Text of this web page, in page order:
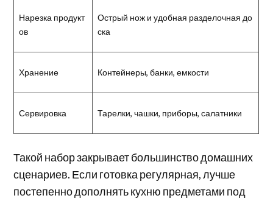
Нарезка продукт
ов
Острый нож и удобная разделочная до
ска
Хранение Контейнеры, банки, емкости
Сервировка Тарелки, чашки, приборы, салатники
Такой набор закрывает большинство домашних
сценариев. Если готовка регулярная, лучше
постепенно дополнять кухню предметами под